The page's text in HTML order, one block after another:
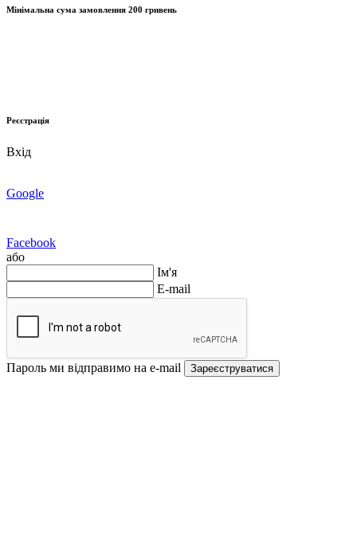
Мінімальна сума замовлення 200 гривень
Реєстрація
Вхід
Google
Facebook
або
Ім'я
E-mail
Пароль ми відправимо на e-mail Зареєструватися